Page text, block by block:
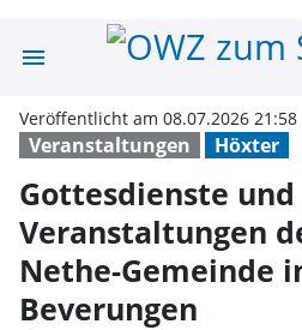
menu
Veranstaltungen Höxter
Veröffentlicht am 08.07.2026 21:58
Gottesdienste und
Veranstaltungen
Nethe-Gemeinde
Beverungen